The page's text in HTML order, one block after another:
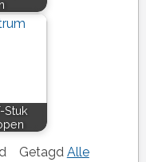
Stuk
Getagd Alle